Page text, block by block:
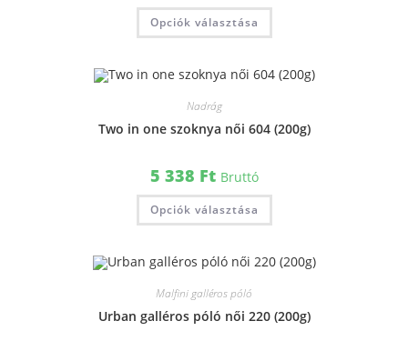
Opciók választása
Nadrág
Two in one szoknya női 604 (200g)
5 338 Ft Bruttó
Opciók választása
Malfini galléros póló
Urban galléros póló női 220 (200g)